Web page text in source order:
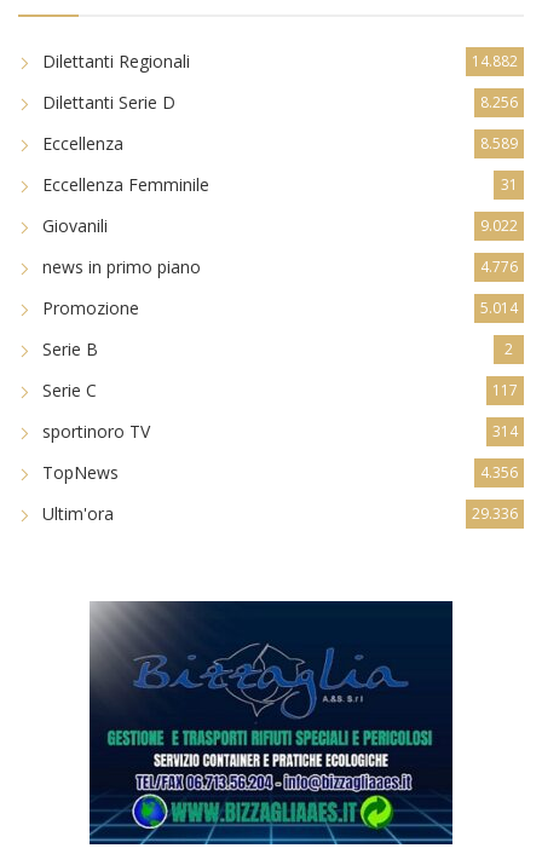
Dilettanti Regionali 14.882
Dilettanti Serie D 8.256
Eccellenza 8.589
Eccellenza Femminile 31
Giovanili 9.022
news in primo piano 4.776
Promozione 5.014
Serie B 2
Serie C 117
sportinoro TV 314
TopNews 4.356
Ultim'ora 29.336